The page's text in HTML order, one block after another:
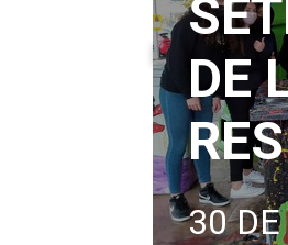
DE
30